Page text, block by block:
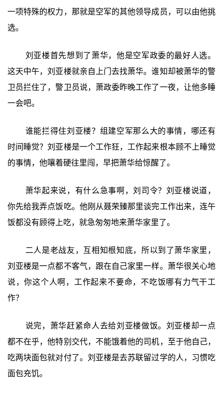
一项特殊的权力，那就是空军的其他领导成员，可以由他挑
选。
刘亚楼首先想到了萧华，他是空军政委的最好人选。
这天中午，刘亚楼就亲自上门去找萧华。谁知却被萧华的警
卫员拦住了，警卫员说，萧政委昨晚工作了一夜，让他多睡
一会吧。
谁能拦得住刘亚楼？组建空军那么大的事情，哪还有
时间睡觉？刘亚楼是一个工作狂，工作起来根本顾不上睡觉
的事情，他嚷着硬往里闯，早把萧华给惊醒了。
萧华起来说，有什么急事啊，刘司令？刘亚楼说道，
你先给我弄点饭吃。他刚从聂荣臻那里谈完工作出来，连午
饭都没有顾得上吃，就急匆匆地来萧华家里了。
二人是老战友，互相知根知底，所以到了萧华家里，
刘亚楼是一点都不客气，跟在自己家里一样。萧华很关心地
说，你这个人啊，工作起来不要命，不吃饭哪有力气干工
作？
说完，萧华赶紧命人去给刘亚楼做饭。刘亚楼却一点
都不在乎，他特别交代，不能饿着他的司机，至于他自己，
吃两块面包就对付了。刘亚楼是去苏联留过学的人，习惯吃
面包充饥。